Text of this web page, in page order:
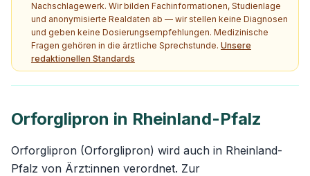
Nachschlagewerk. Wir bilden Fachinformationen, Studienlage
und anonymisierte Realdaten ab — wir stellen keine Diagnosen
und geben keine Dosierungsempfehlungen. Medizinische
Fragen gehören in die ärztliche Sprechstunde. Unsere
redaktionellen Standards
Orforglipron in Rheinland-Pfalz
Orforglipron (Orforglipron) wird auch in Rheinland-
Pfalz von Ärzt:innen verordnet. Zur